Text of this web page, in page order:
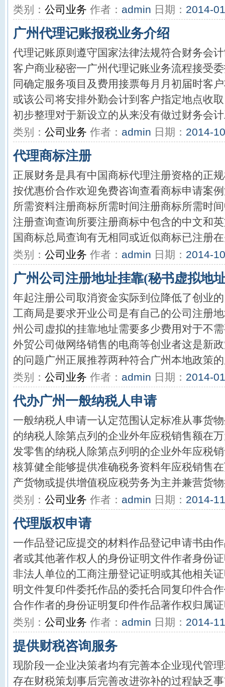
类别： 公司业务 作者： admin 日期： 2014-
广州代理记账报税业务介绍
代理记账原则遵守国家法律法规符合财务会
客户商业秘密一广州代理记账业务流程接受
同确定服务项目及费用接票每月月初届时客
或该公司将安排外勤会计到客户指定地点收
初步整理对于新设立的从来没有做过财务会
类别： 公司业务 作者： admin 日期： 2014-
代理商标注册
正展财务是具有中国商标代理注册资格的正
按优惠价合作欢迎免费咨询查看商标申请案
所需资料注册商标所需时间注册商标所需时
注册查询查询所要注册商标中包含的中文和
国商标总局查询有无相同或近似商标已注册
类别： 公司业务 作者： admin 日期： 2014-
广州公司注册地址挂靠(秘书虚拟地
年起注册公司取消资金实际到位降低了创业
工商局是要求开业公司是有自己的公司注册
州公司虚拟的挂靠地址需要多少费用对于不
外贸公司做网络销售的电商等创业者这是新
的问题广州正展推荐两种符合广州本地政策
类别： 公司业务 作者： admin 日期： 2014-
代办广州一般纳税人申请
一般纳税人申请一认定范围认定标准从事货
的纳税人除第点列的企业外年应税销售额在
发零售的纳税人除第点列明的企业外年应税
核算健全能够提供准确税务资料年应税销售
产货物或提供增值税应税劳务为主并兼营货
类别： 公司业务 作者： admin 日期： 2014-
代理版权申请
一作品登记应提交的材料作品登记申请书由
者或其他著作权人的身份证明文件作者身份
非法人单位的工商注册登记证明或其他相关
明文件复印件委托作品的委托合同复印件合
合作作者的身份证明复印件作品著作权归属
类别： 公司业务 作者： admin 日期： 2014-
提供财税咨询服务
现阶段一企业决策者均有完善本企业现代管
存在财税策划事后完善改进弥补的过程缺乏